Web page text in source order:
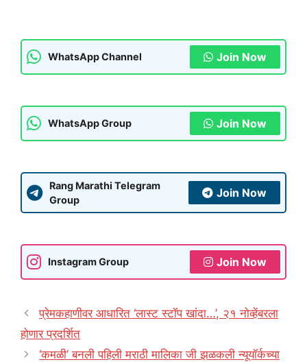
WhatsApp Channel Join Now
WhatsApp Group Join Now
Rang Marathi Telegram
Group
Join Now
Instagram Group Join Now
प्रेमकहाणीवर आधारित ‘लास्ट स्टॉप खांदा…’, २१ नोव्हेंबरला
होणार प्रदर्शित
‘कमळी’ बनली पहिली मराठी मालिका जी झळकली न्यूयॉर्कच्या